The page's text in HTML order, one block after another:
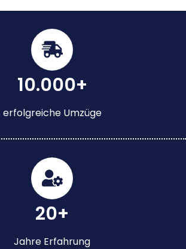
10.000+
erfolgreiche Umzüge
20+
Jahre Erfahrung